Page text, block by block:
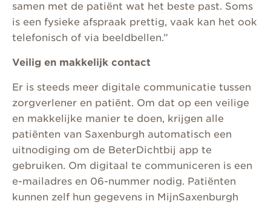
samen met de patiënt wat het beste past. Soms
is een fysieke afspraak prettig, vaak kan het ook
telefonisch of via beeldbellen.”
Veilig en makkelijk contact
Er is steeds meer digitale communicatie tussen
zorgverlener en patiënt. Om dat op een veilige
en makkelijke manier te doen, krijgen alle
patiënten van Saxenburgh automatisch een
uitnodiging om de BeterDichtbij app te
gebruiken. Om digitaal te communiceren is een
e-mailadres en 06-nummer nodig. Patiënten
kunnen zelf hun gegevens in MijnSaxenburgh